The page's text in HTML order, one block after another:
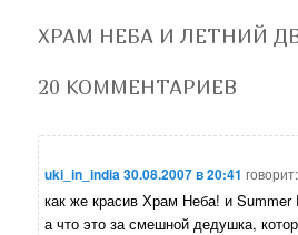
ХРАМ НЕБА И ЛЕТНИЙ
20 КОММЕНТАРИЕВ
uki_in_india30.08.2007 в 20:41 говорит:
как же красив Храм Неба! и Summer
а что это за смешной дедушка,